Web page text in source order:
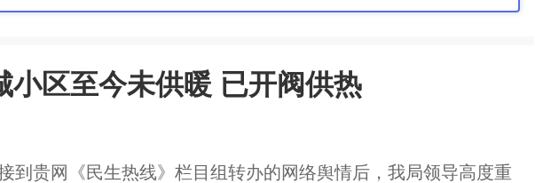
小区至今未供暖 已开阀供热
到贵网《民生热线》栏目组转办的网络舆情后，我局领导高度重